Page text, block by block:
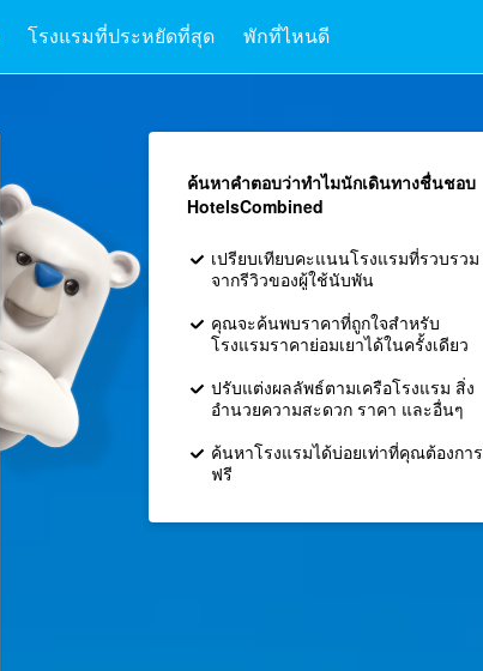
โรงแรมที่ประหยัดที่สุด พักที่ไหนดี
ค้นหาคำตอบว่าทำไมนักเดินทางชื่นชอบ
HotelsCombined
เปรียบเทียบคะแนนโรงแรมที่รวบรวม
จากรีวิวของผู้ใช้นับพัน
คุณจะค้นพบราคาที่ถูกใจสำหรับ
โรงแรมราคาย่อมเยาได้ในครั้งเดียว
ปรับแต่งผลลัพธ์ตามเครือโรงแรม สิ่ง
อำนวยความสะดวก ราคา และอื่นๆ
ค้นหาโรงแรมได้บ่อยเท่าที่คุณต้องการ
ฟรี